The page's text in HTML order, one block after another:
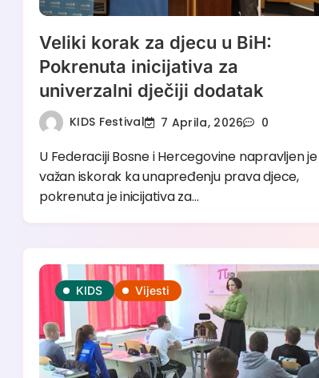
Veliki korak za djecu u BiH:
Pokrenuta inicijativa za
univerzalni dječiji dodatak
KIDS Festival 7 Aprila, 2026 0
U Federaciji Bosne i Hercegovine napravljen je
važan iskorak ka unapređenju prava djece,
pokrenuta je inicijativa za…
KIDS Vijesti